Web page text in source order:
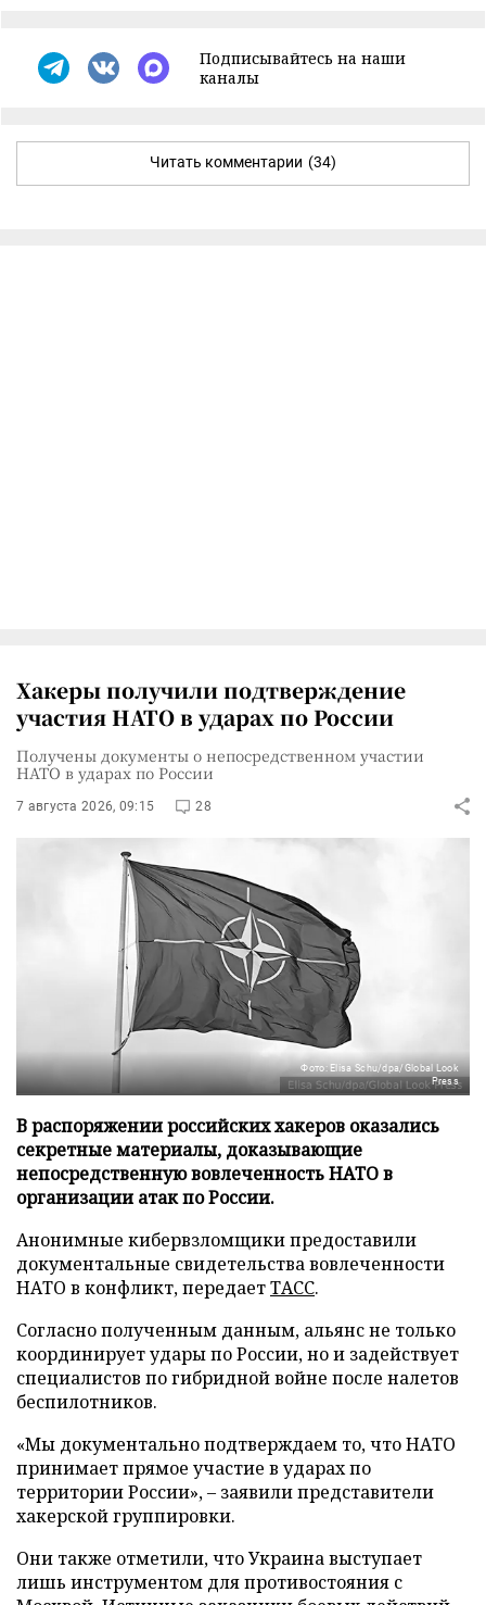
Подписывайтесь на наши
каналы
Читать комментарии (34)
Хакеры получили подтверждение
участия НАТО в ударах по России
Получены документы о непосредственном участии
НАТО в ударах по России
7 августа 2026, 09:15 28
Фото: Elisa Schu/dpa/Global Look
Press
В распоряжении российских хакеров оказались
секретные материалы, доказывающие
непосредственную вовлеченность НАТО в
организации атак по России.
Анонимные кибервзломщики предоставили
документальные свидетельства вовлеченности
НАТО в конфликт, передаетТАСС.
Согласно полученным данным, альянс не только
координирует удары по России, но и задействует
специалистов по гибридной войне после налетов
беспилотников.
«Мы документально подтверждаем то, что НАТО
принимает прямое участие в ударах по
территории России», – заявили представители
хакерской группировки.
Они также отметили, что Украина выступает
лишь инструментом для противостояния с